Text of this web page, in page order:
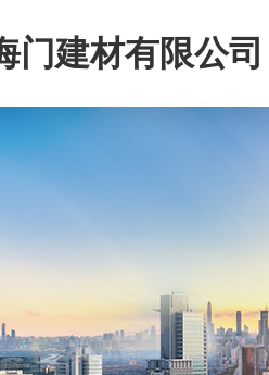
门建材有限公司